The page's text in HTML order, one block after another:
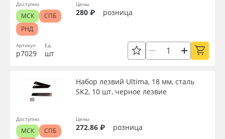
Артикул
р7029
Ед.
шт
Цены
280 ₽ розница
Доступно
МСК
СПБ
РНД
Набор лезвий Ultima, 18 мм, сталь
SK2, 10 шт, черное лезвие
Цены
272.86 ₽ розница
Доступно
МСК
СПБ